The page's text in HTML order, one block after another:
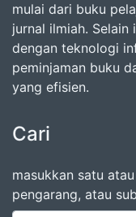
mulai dari buku
jurnal ilmiah.
dengan teknologi
peminjaman buku
yang efisien.
Cari
masukkan satu
pengarang, atau